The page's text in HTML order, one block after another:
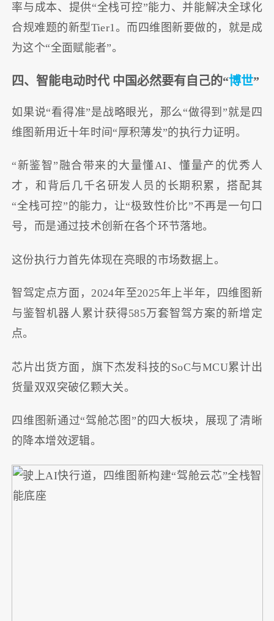
率与成本、提供“全栈可控”能力、并能解决全球化
合规难题的新型Tier1。而四维图新要做的，就是成
为这个“全面赋能者”。
四、智能电动时代 中国必然要有自己的“博世”
如果说“看得准”是战略眼光，那么“做得到”就是四
维图新用近十年时间“厚积薄发”的执行力证明。
“新鉴智”融合带来的大量懂AI、懂量产的优秀人
才，和背后几千名研发人员的长期积累，搭配其
“全栈可控”的能力，让“极致性价比”不再是一句口
号，而是通过技术创新在各个环节落地。
这份执行力首先体现在亮眼的市场数据上。
智驾定点方面，2024年至2025年上半年，四维图新
与鉴智机器人累计获得585万套智驾方案的新增定
点。
芯片出货方面，旗下杰发科技的SoC与MCU累计出
货量双双突破亿颗大关。
四维图新通过“驾舱芯图”的四大板块，展现了清晰
的降本增效逻辑。